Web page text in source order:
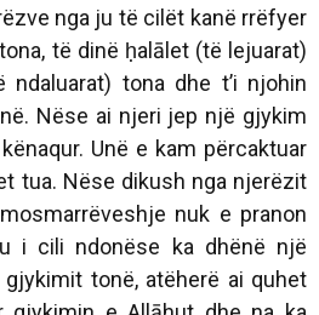
nga ju të cilët kanë rrëfyer
të dinë ḥalālet (të lejuarat)
tona dhe t’i njohin
Nëse ai njeri jep një gjykim
Unë e kam përcaktuar
tua. Nëse dikush nga njerëzit
nuk e pranon
i cili ndonëse ka dhënë një
tonë, atëherë ai quhet